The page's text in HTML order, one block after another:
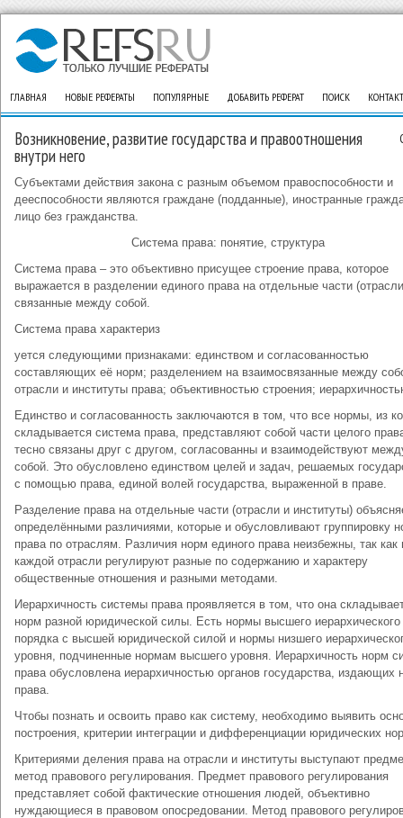
ГЛАВНАЯ НОВЫЕ РЕФЕРАТЫ ПОПУЛЯРНЫЕ ДОБАВИТЬ РЕФЕРАТ ПОИСК
Возникновение, развитие государства и правоотношения
внутри него
Субъектами действия закона с разным объемом правоспособности и
дееспособности являются граждане (подданные), иностранные
лицо без гражданства.
Система права: понятие, структура
Система права – это объективно присущее строение права, которое
выражается в разделении единого права на отдельные части
связанные между собой.
Система права характериз
уется следующими признаками: единством и согласованностью
составляющих её норм; разделением на взаимосвязанные между
отрасли и институты права; объективностью строения;
Единство и согласованность заключаются в том, что все нормы, из
складывается система права, представляют собой части целого
тесно связаны друг с другом, согласованны и взаимодействуют
собой. Это обусловлено единством целей и задач, решаемых
с помощью права, единой волей государства, выраженной в праве.
Разделение права на отдельные части (отрасли и институты)
определёнными различиями, которые и обусловливают группировку
права по отраслям. Различия норм единого права неизбежны, так
каждой отрасли регулируют разные по содержанию и характеру
общественные отношения и разными методами.
Иерархичность системы права проявляется в том, что она
норм разной юридической силы. Есть нормы высшего иерархического
порядка с высшей юридической силой и нормы низшего
уровня, подчиненные нормам высшего уровня. Иерархичность норм
права обусловлена иерархичностью органов государства, издающих
права.
Чтобы познать и освоить право как систему, необходимо выявить
построения, критерии интеграции и дифференциации юридических
Критериями деления права на отрасли и институты выступают
метод правового регулирования. Предмет правового регулирования
представляет собой фактические отношения людей, объективно
нуждающиеся в правовом опосредовании. Метод правового